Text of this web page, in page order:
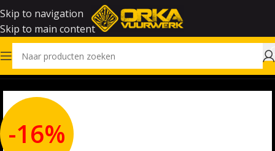
Skip to navigation
Skip to main content
Home Vuurwerk
-16%